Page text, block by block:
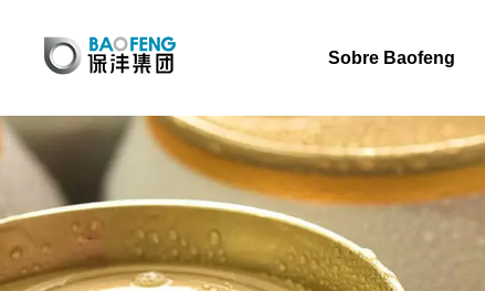
Sobre Baofeng